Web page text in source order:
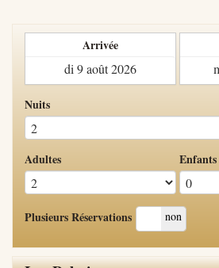
Arrivée
Nuits
Adultes Enfants
Plusieurs Réservations
oui non